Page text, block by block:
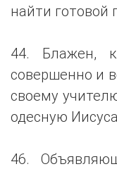
найти готовой
44. Блажен,
совершенно и
своему
одесную
46.